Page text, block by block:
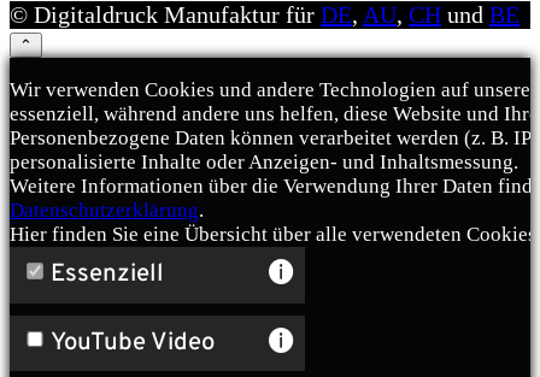
© Digitaldruck Manufaktur für DE, AU, CH und BE
⌃
Wir verwenden Cookies und andere Technologien auf
essenziell, während andere uns helfen, diese Website und
Personenbezogene Daten können verarbeitet werden (z. B.
personalisierte Inhalte oder Anzeigen- und Inhaltsmessung.
Weitere Informationen über die Verwendung Ihrer Daten
Datenschutzerklärung.
Hier finden Sie eine Übersicht über alle verwendeten Cookies.
Essenziell
YouTube Video